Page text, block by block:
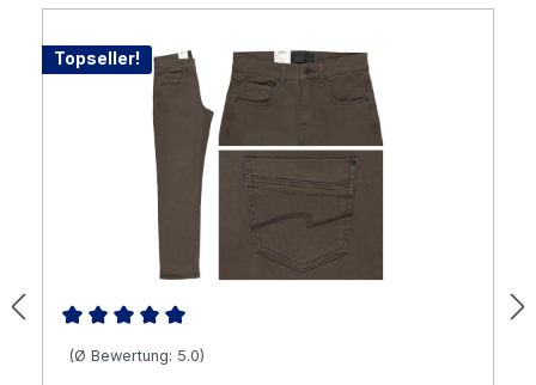
Topseller!
Durchschnittliche Bewertung von 5 von 5 Sternen
(Ø Bewertung: 5.0)